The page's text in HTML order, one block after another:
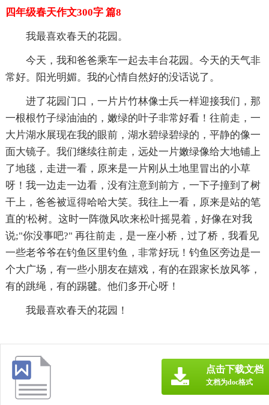
四年级春天作文300字 篇8
我最喜欢春天的花园。
今天，我和爸爸乘车一起去丰台花园。今天的天气非
常好。阳光明媚。我的心情自然好的没话说了。
进了花园门口，一片片竹林像士兵一样迎接我们，那
一根根竹子绿油油的，嫩绿的叶子非常好看！往前走，一
大片湖水展现在我的眼前，湖水碧绿碧绿的，平静的像一
面大镜子。我们继续往前走，远处一片嫩绿像给大地铺上
了地毯，走进一看，原来是一片刚从土地里冒出的小草
呀！我一边走一边看，没有注意到前方，一下子撞到了树
干上，爸爸被逗得哈哈大笑。我往上一看，原来是站的笔
直的'松树。这时一阵微风吹来松叶摇晃着，好像在对我
说;"你没事吧?" 再往前走，是一座小桥，过了桥，我看见
一些老爷爷在钓鱼区里钓鱼，非常好玩！钓鱼区旁边是一
个大广场，有一些小朋友在嬉戏，有的在跟家长放风筝，
有的跳绳，有的踢毽。他们多开心呀！
我最喜欢春天的花园！
点击下载文档
文档为doc格式